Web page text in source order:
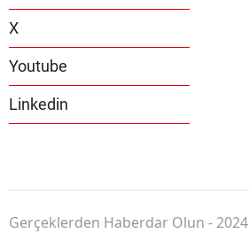
X
Youtube
Linkedin
Gerçeklerden Haberdar Olun - 2024